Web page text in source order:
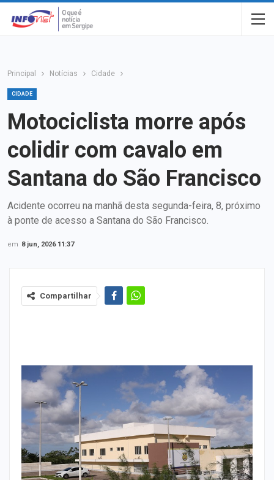
Principal Notícias Cidade
CIDADE
Motociclista morre após
colidir com cavalo em
Santana do São Francisco
Acidente ocorreu na manhã desta segunda-feira, 8, próximo
à ponte de acesso a Santana do São Francisco.
em 8 jun, 2026 11:37
Compartilhar